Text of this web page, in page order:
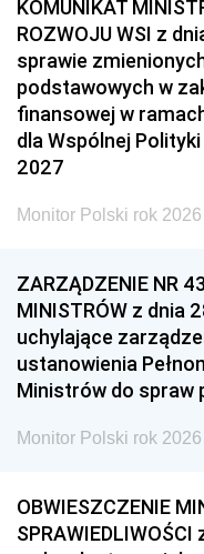
KOMUNIKAT
ROZWOJU WSI z
sprawie
podstawowych w
finansowej w
dla Wspólnej
2027
Monitor Polski rok
ZARZĄDZENIE NR
MINISTRÓW z dnia
uchylające
ustanowienia
Ministrów do spraw
Monitor Polski rok
OBWIESZCZENIE